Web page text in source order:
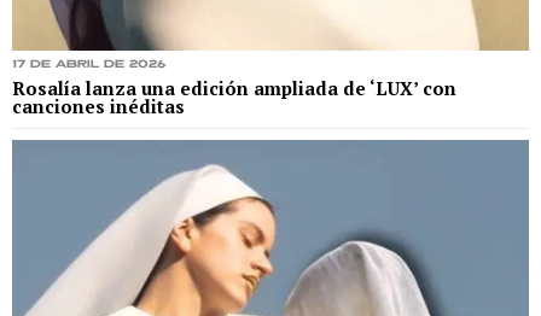
17 de abril de 2026
Rosalía lanza una edición ampliada de ‘LUX’ con
canciones inéditas